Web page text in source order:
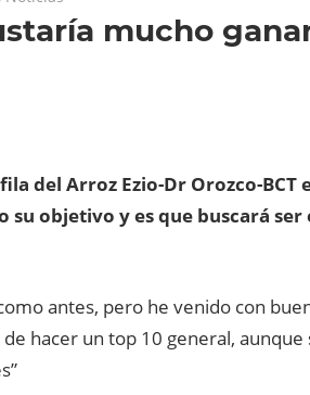
mucho
del Arroz Ezio-Dr Orozco-BCT
su objetivo y es que buscará ser
antes, pero he venido con
hacer un top 10 general, aunque